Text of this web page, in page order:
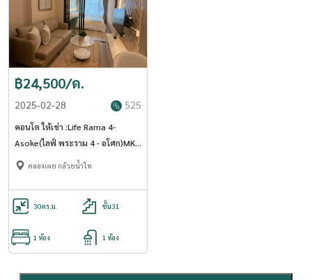
฿24,500/ด.
2025-02-28 525
คอนโด ให้เช่า :Life Rama 4-
Asoke(ไลฟ์ พระราม 4 - อโศก)MK-
02 line @livingbkk
คลองเตย กล้วยน้ำไท
30ตร.ม. ชั้น31
1 ห้อง 1 ห้อง